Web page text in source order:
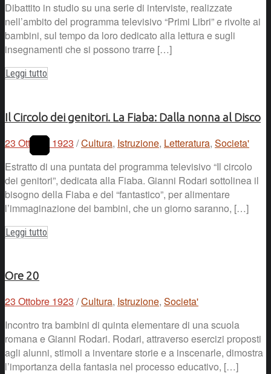
Dibattito in studio su una serie di interviste, realizzate
nell’ambito del programma televisivo “Primi Libri” e rivolte ai
bambini, sul tempo da loro dedicato alla lettura e sugli
insegnamenti che si possono trarre […]
Leggi tutto
Il Circolo dei genitori. La Fiaba: Dalla nonna al Disco
23 Ottobre 1923 /Cultura, Istruzione, Letteratura, Societa'
Estratto di una puntata del programma televisivo “Il circolo
dei genitori”, dedicata alla Fiaba. Gianni Rodari sottolinea il
bisogno della Fiaba e del “fantastico”, per alimentare
l’immaginazione dei bambini, che un giorno saranno, […]
Leggi tutto
Ore 20
23 Ottobre 1923 /Cultura, Istruzione, Societa'
Incontro tra bambini di quinta elementare di una scuola
romana e Gianni Rodari. Rodari, attraverso esercizi proposti
agli alunni, stimoli a inventare storie e a inscenarle, dimostra
l’importanza della fantasia nel processo educativo, […]